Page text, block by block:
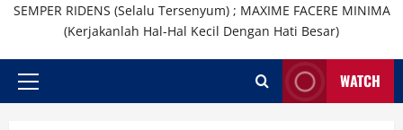
SEMPER RIDENS (Selalu Tersenyum) ; MAXIME FACERE MINIMA
(Kerjakanlah Hal-Hal Kecil Dengan Hati Besar)
Primary
WATCH